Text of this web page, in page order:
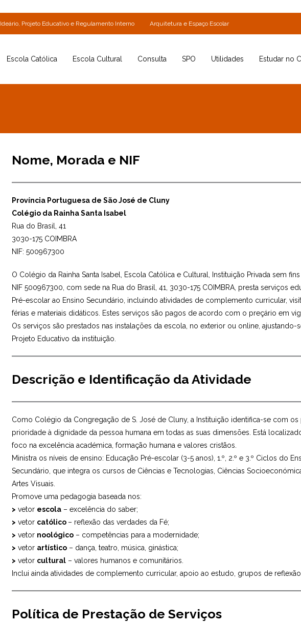
Ideário, Projeto Educativo e Regulamento Interno Arquitetura e Espaço Escolar
Escola Católica Escola Cultural Consulta SPO Utilidades Estudar no
Nome, Morada e NIF
Província Portuguesa de São José de Cluny
Colégio da Rainha Santa Isabel
Rua do Brasil, 41
3030-175 COIMBRA
NIF: 500967300
O Colégio da Rainha Santa Isabel, Escola Católica e Cultural, Instituição Privada sem
NIF 500967300, com sede na Rua do Brasil, 41, 3030-175 COIMBRA, presta serviços
Pré-escolar ao Ensino Secundário, incluindo atividades de complemento curricular,
férias e materiais didáticos. Estes serviços são pagos de acordo com o preçário em
Os serviços são prestados nas instalações da escola, no exterior ou online, ajustando-
Projeto Educativo da instituição.
Descrição e Identificação da Atividade
Como Colégio da Congregação de S. José de Cluny, a Instituição identifica-se com
prioridade à dignidade da pessoa humana em todas as suas dimensões. Está
foco na excelência académica, formação humana e valores cristãos.
Ministra os níveis de ensino: Educação Pré-escolar (3-5 anos), 1.º, 2.º e 3.º Ciclos do
Secundário, que integra os cursos de Ciências e Tecnologias, Ciências
Artes Visuais.
Promove uma pedagogia baseada nos:
> vetor escola – excelência do saber;
> vetor católico – reflexão das verdades da Fé;
> vetor noológico – competências para a modernidade;
> vetor artístico – dança, teatro, música, ginástica;
> vetor cultural – valores humanos e comunitários.
Inclui ainda atividades de complemento curricular, apoio ao estudo, grupos de
Política de Prestação de Serviços